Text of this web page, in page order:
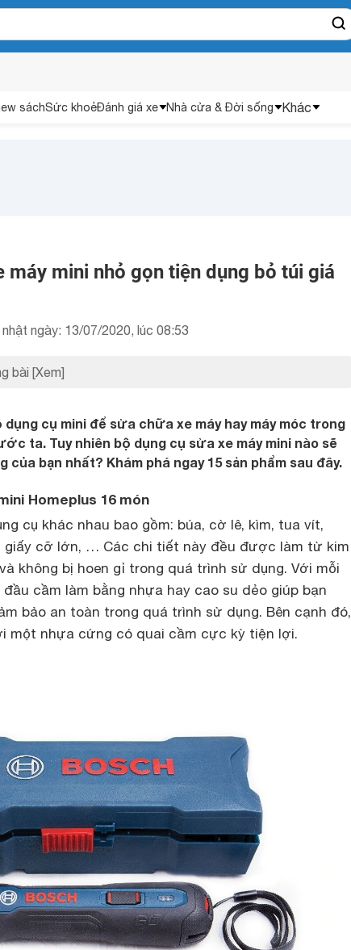
sáchSức khoẻĐánh giá xe Nhà cửa & Đời sống Khác
máy mini nhỏ gọn tiện dụng bỏ túi giá
ngày: 13/07/2020, lúc 08:53
bài [Xem]
cụ mini để sửa chữa xe máy hay máy móc trong
ta. Tuy nhiên bộ dụng cụ sửa xe máy mini nào sẽ
bạn nhất? Khám phá ngay 15 sản phẩm sau đây.
Homeplus 16 món
cụ khác nhau bao gồm: búa, cờ lê, kìm, tua vít,
giấy cỡ lớn, … Các chi tiết này đều được làm từ kim
không bị hoen gỉ trong quá trình sử dụng. Với mỗi
cầm làm bằng nhựa hay cao su dẻo giúp bạn
bảo an toàn trong quá trình sử dụng. Bên cạnh đó,
một nhựa cứng có quai cầm cực kỳ tiện lợi.